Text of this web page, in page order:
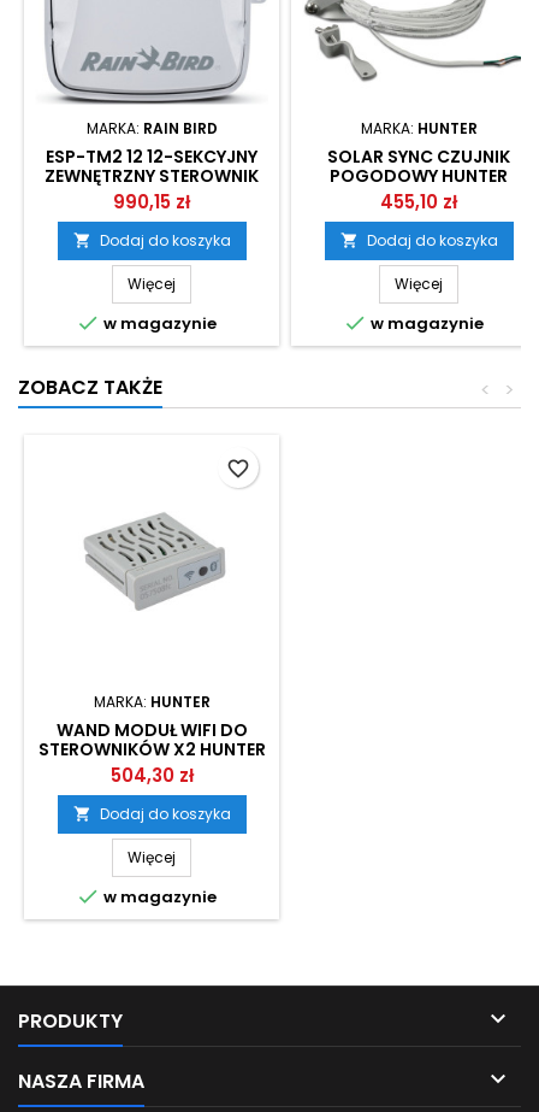
MARKA: RAIN BIRD
ESP-TM2 12 12-SEKCYJNY
ZEWNĘTRZNY STEROWNIK
RAIN BIRD
990,15 zł
 Dodaj do koszyka
Więcej
 w magazynie
MARKA: HUNTER
SOLAR SYNC CZUJNIK
POGODOWY HUNTER
455,10 zł
 Dodaj do koszyka
Więcej
 w magazynie
ZOBACZ TAKŻE >
<
MARKA: HUNTER
WAND MODUŁ WIFI DO
STEROWNIKÓW X2 HUNTER
504,30 zł
 Dodaj do koszyka
Więcej
 w magazynie
favorite_border
PRODUKTY 
NASZA FIRMA 